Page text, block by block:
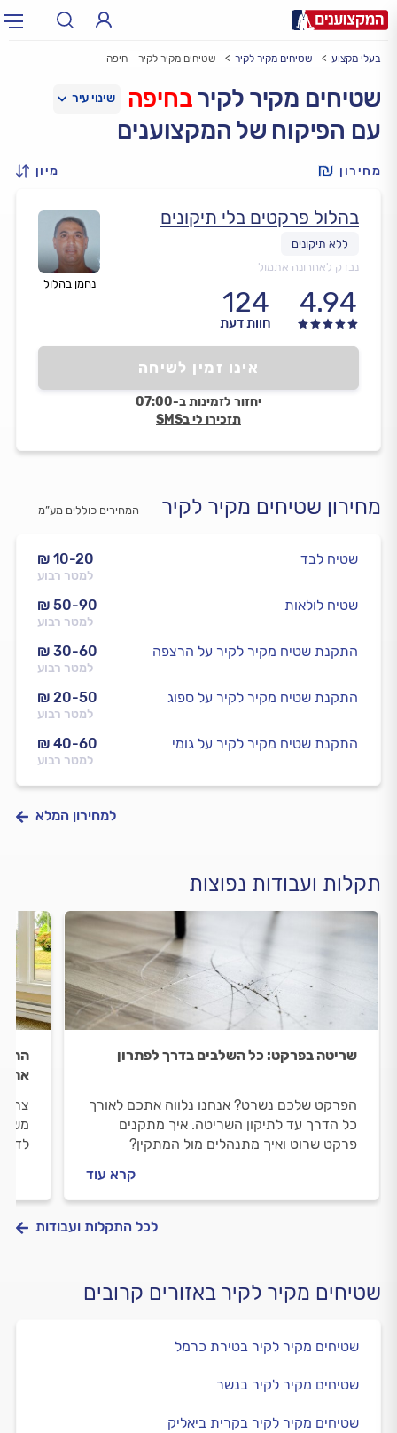
עירעיר: תל אביב, חיפה…
בעלי מקצוע שטיחים מקיר לקיר שטיחים מקיר לקיר - חיפה
שטיחים מקיר לקירבחיפה
עם הפיקוח של המקצוענים
מחירון מיון
נחמן בהלול
בהלול פרקטים בלי תיקונים
נבדק לאחרונה אתמול
4.94
124
חוות דעת
אינו זמין לשיחה
יחזור לזמינות ב-07:00
תזכירו לי בSMS
מחירון שטיחים מקיר לקיר המחירים כוללים מע”מ
₪ 10-20
למטר רבוע
שטיח לבד
₪ 50-90
למטר רבוע
שטיח לולאות
₪ 30-60
למטר רבוע
התקנת שטיח מקיר לקיר על הרצפה
₪ 20-50
למטר רבוע
התקנת שטיח מקיר לקיר על ספוג
₪ 40-60
למטר רבוע
התקנת שטיח מקיר לקיר על גומי
למחירון המלא
תקלות ועבודות נפוצות
שריטה בפרקט: כל השלבים בדרך לפתרון
הפרקט שלכם נשרט? אנחנו נלווה אתכם לאורך
כל הדרך עד לתיקון השריטה. איך מתקנים
פרקט שרוט ואיך מתנהלים מול המתקין?
קרא עוד
אחר
לכל התקלות ועבודות
שטיחים מקיר לקיר באזורים קרובים
שטיחים מקיר לקיר בטירת כרמל
שטיחים מקיר לקיר בנשר
שטיחים מקיר לקיר בקרית ביאליק